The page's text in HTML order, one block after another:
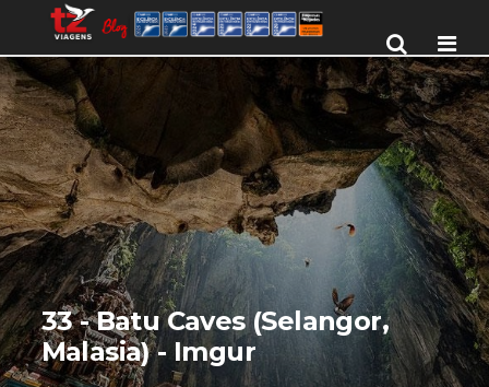
33 - Batu Caves (Selangor,
Malasia) - Imgur